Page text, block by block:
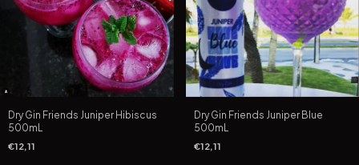
Dry Gin Friends Juniper Hibiscus
500mL
€12,11
Dry Gin Friends Juniper Blue
500mL
€12,11